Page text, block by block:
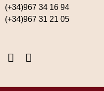
(+34)967 34 16 94
(+34)967 31 21 05